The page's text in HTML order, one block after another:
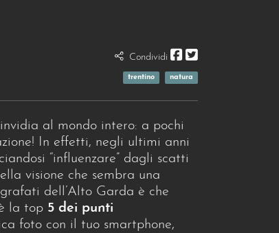
Condividi
trentino natura
al mondo intero: a pochi
In effetti, negli ultimi anni
“influenzare” dagli scatti
visione che sembra una
dell’Alto Garda è che
la top 5 dei punti
foto con il tuo smartphone,